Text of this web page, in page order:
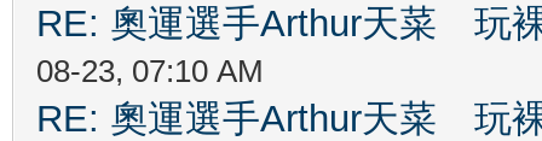
RE: 奧運選手Arthur天菜 玩
08-23, 07:10 AM
RE: 奧運選手Arthur天菜 玩